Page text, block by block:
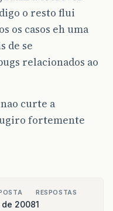
o resto flui
os casos eh uma
de se
relacionados ao
curte a
fortemente
2008
RESPOSTAS
1